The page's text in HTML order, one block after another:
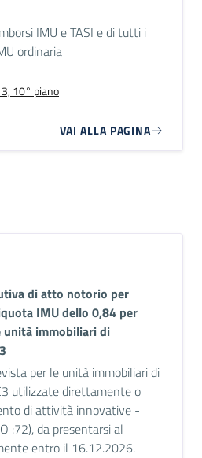
IMU e TASI e di tutti i
ordinaria
10° piano
VAI ALLA PAGINA
di atto notorio per
IMU dello 0,84 per
immobiliari di
per le unità immobiliari di
utilizzate direttamente o
di attività innovative -
:72), da presentarsi al
entro il 16.12.2026.